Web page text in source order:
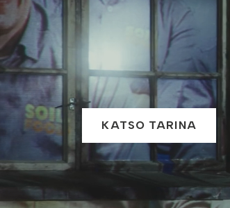
Soilfood Newera
kiertotalouskalkit
teollisuudelle
KATSO TARINA